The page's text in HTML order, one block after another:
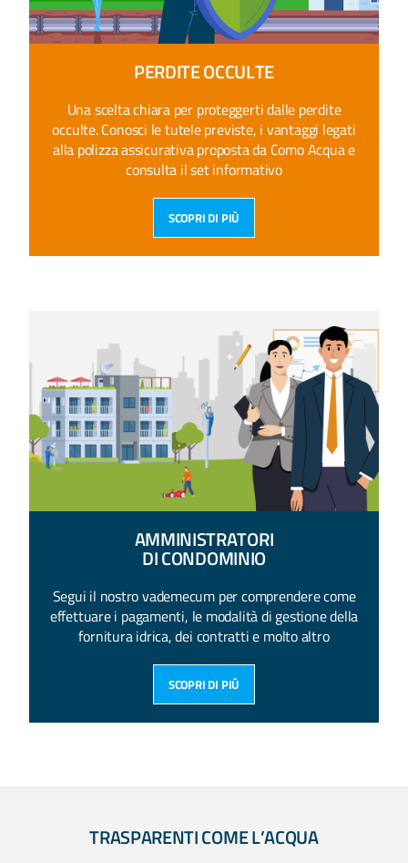
PERDITE OCCULTE
Una scelta chiara per proteggerti dalle perdite
occulte. Conosci le tutele previste, i vantaggi legati
alla polizza assicurativa proposta da Como Acqua e
consulta il set informativo
SCOPRI DI PIÙ
AMMINISTRATORI
DI CONDOMINIO
Segui il nostro vademecum per comprendere come
effettuare i pagamenti, le modalità di gestione della
fornitura idrica, dei contratti e molto altro
SCOPRI DI PIÙ
TRASPARENTI COME L’ACQUA